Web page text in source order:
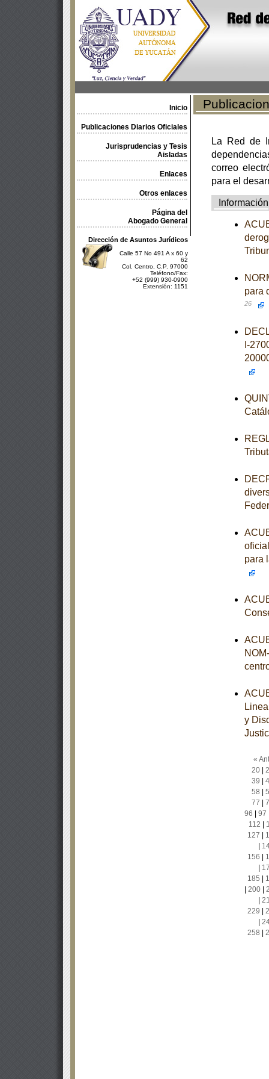
Inicio
Publicaciones Diarios Oficiales
Jurisprudencias y Tesis
Aisladas
Enlaces
Otros enlaces
Página del
Abogado General
Dirección de Asuntos Jurídicos
Calle 57 No 491 A x 60 y
62
Col. Centro, C.P. 97000
Teléfono/Fax:
+52 (999) 930-0900
Extensión: 1151
La Red de
correo
para el
Información
para
26
I-
para
y
«
20|
39
58
77
96
97
112
127
156
185
200|
229
258